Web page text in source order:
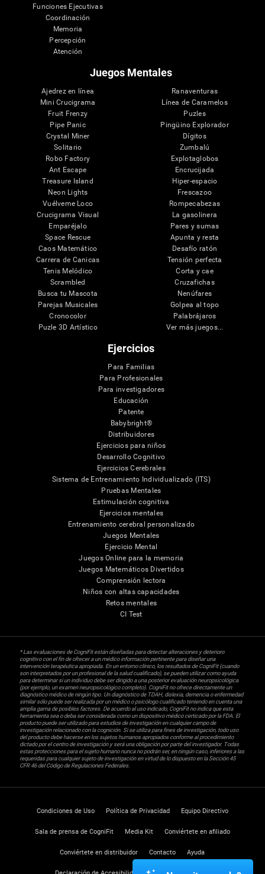
Funciones Ejecutivas
Coordinación
Memoria
Percepción
Atención
Juegos Mentales
Ajedrez en línea
Mini Crucigrama
Fruit Frenzy
Pipe Panic
Crystal Miner
Solitario
Robo Factory
Ant Escape
Treasure Island
Neon Lights
Vuélveme Loco
Crucigrama Visual
Emparéjalo
Space Rescue
Caos Matemático
Carrera de Canicas
Tenis Melódico
Scrambled
Busca tu Mascota
Parejas Musicales
Cronocolor
Puzle 3D Artístico
Ranaventuras
Línea de Caramelos
Puzles
Pingüino Explorador
Dígitos
Zumbalú
Explotaglobos
Encrucijada
Hiper-espacio
Frescazoo
Rompecabezas
La gasolinera
Pares y sumas
Apunta y resta
Desafío ratón
Tensión perfecta
Corta y cae
Cruzafichas
Nenúfares
Golpea al topo
Palabrájaros
Ver más juegos...
Ejercicios
Para Familias
Para Profesionales
Para investigadores
Educación
Patente
Babybright®
Distribuidores
Ejercicios para niños
Desarrollo Cognitivo
Ejercicios Cerebrales
Sistema de Entrenamiento Individualizado (ITS)
Pruebas Mentales
Estimulación cognitiva
Ejercicios mentales
Entrenamiento cerebral personalizado
Juegos Mentales
Ejercicio Mental
Juegos Online para la memoria
Juegos Matemáticos Divertidos
Comprensión lectora
Niños con altas capacidades
Retos mentales
CI Test
* Las evaluaciones de CogniFit están diseñadas para detectar alteraciones y deterioro
cognitivo con el fin de ofrecer a un médico información pertinente para diseñar una
intervención terapéutica apropiada. En un entorno clínico, los resultados de CogniFit (cuando
son interpretados por un profesional de la salud cualificado), se pueden utilizar como ayuda
para determinar si un individuo debe ser dirigido a una posterior evaluación neuropsicológica
(por ejemplo, un examen neuropsicológico completo). CogniFit no ofrece directamente un
diagnóstico médico de ningún tipo. Un diagnóstico de TDAH, dislexia, demencia o enfermedad
similar sólo puede ser realizada por un médico o psicólogo cualificado teniendo en cuenta una
amplia gama de posibles factores. De acuerdo al uso indicado, CogniFit no indica que esta
herramienta sea o deba ser considerada como un dispositivo médico certicado por la FDA. El
producto puede ser utilizado para estudios de investigación en cualquier campo de
investigación relacionado con la cognición. Si se utiliza para fines de investigación, todo uso
del producto debe hacerse en los sujetos humanos apropiados conforme al procedimiento
dictado por el centro de investigación y será una obligación por parte del investigador. Todas
estas protecciones para el sujeto humano nunca no podrán ser, en ningún caso, inferiores a las
requeridas para cualquier sujeto de investigación en virtud de lo dispuesto en la Sección 45
CFR 46 del Código de Regulaciones Federales.
Condiciones de Uso Política de Privacidad Equipo Directivo
Sala de prensa de CogniFit Media Kit Conviértete en afiliado
Conviértete en distribuidor Contacto Ayuda